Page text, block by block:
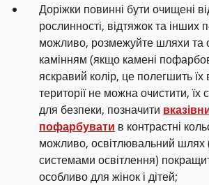
Доріжки повинні бути очищені
рослинності, відтяжок та
можливо, розмежуйте шляхи та
камінням (якщо камені
яскравий колір, це полегшить
території не можна очистити, їх
для безпеки, позначити
пофарбувати в контрастні
можливо, освітлювальний шлях
системами освітлення)
особливо для жінок і дітей;